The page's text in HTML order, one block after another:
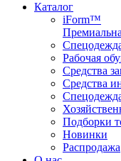
Каталог
iForm™
Рабочая
Средства
Средства
Подборки
Новинки
Распродажа